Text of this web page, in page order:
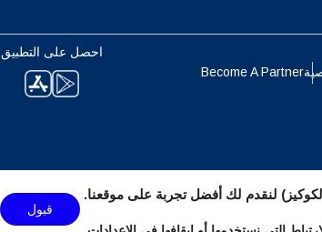
Become A Partner
احصل على التطبيق
繁體中文
لنقدم لك أفضل تجربة على موقعنا.
قبول